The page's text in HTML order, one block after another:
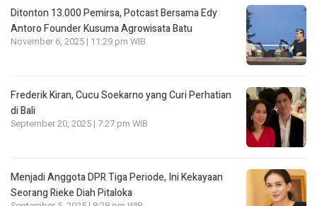
Ditonton 13.000 Pemirsa, Potcast Bersama Edy
Antoro Founder Kusuma Agrowisata Batu
November 6, 2025 | 11:29 pm WIB
Frederik Kiran, Cucu Soekarno yang Curi Perhatian
di Bali
September 20, 2025 | 7:27 pm WIB
Menjadi Anggota DPR Tiga Periode, Ini Kekayaan
Seorang Rieke Diah Pitaloka